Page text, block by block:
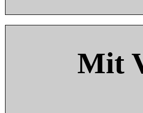
Mit